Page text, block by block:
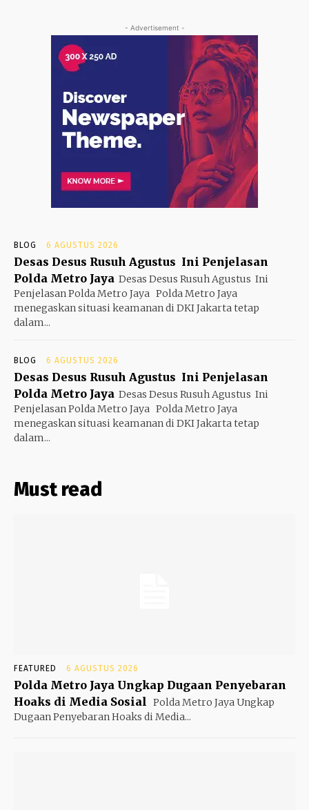
- Advertisement -
BLOG 6 AGUSTUS 2026
Desas Desus Rusuh Agustus Ini Penjelasan
Polda Metro Jaya Desas Desus Rusuh Agustus Ini
Penjelasan Polda Metro Jaya Polda Metro Jaya
menegaskan situasi keamanan di DKI Jakarta tetap
dalam...
BLOG 6 AGUSTUS 2026
Desas Desus Rusuh Agustus Ini Penjelasan
Polda Metro Jaya Desas Desus Rusuh Agustus Ini
Penjelasan Polda Metro Jaya Polda Metro Jaya
menegaskan situasi keamanan di DKI Jakarta tetap
dalam...
Must read
FEATURED 6 AGUSTUS 2026
Polda Metro Jaya Ungkap Dugaan Penyebaran
Hoaks di Media Sosial
Polda Metro Jaya Ungkap
Dugaan Penyebaran Hoaks di Media...